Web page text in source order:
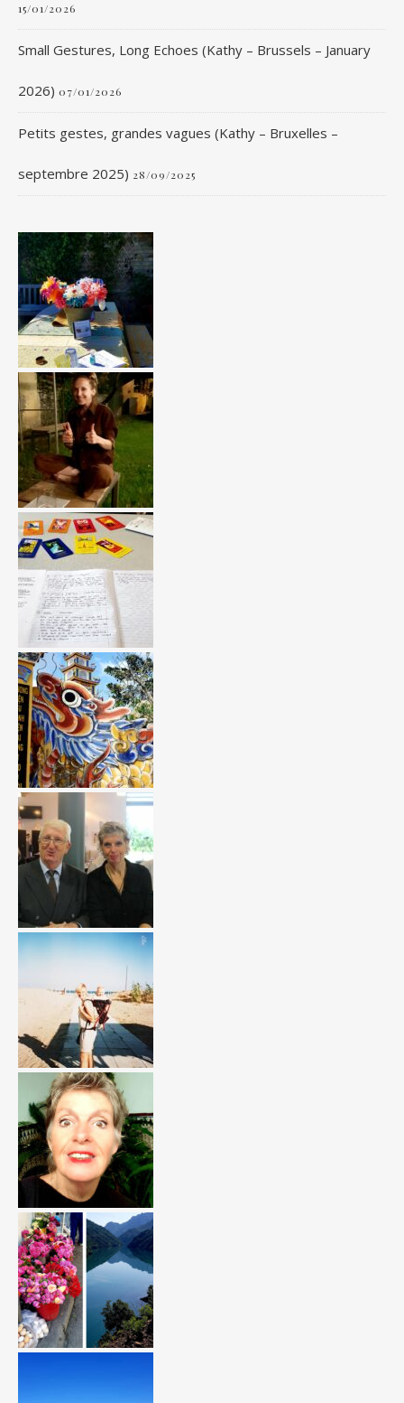
15/01/2026
Small Gestures, Long Echoes (Kathy – Brussels – January
2026) 07/01/2026
Petits gestes, grandes vagues (Kathy – Bruxelles –
septembre 2025) 28/09/2025